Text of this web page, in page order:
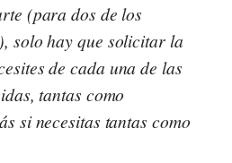
(para dos de los
solo hay que solicitar la
de cada una de las
tantas como
si necesitas tantas como